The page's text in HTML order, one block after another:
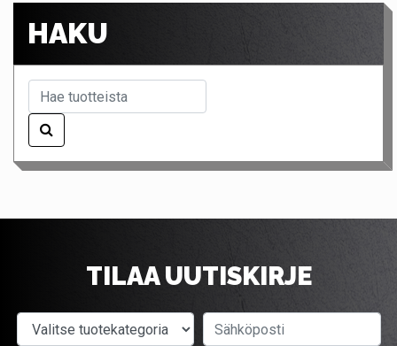
HAKU
TILAA UUTISKIRJE
Valitse tuotekategoria